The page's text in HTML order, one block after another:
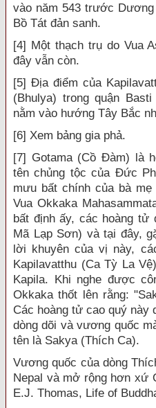
vào năm 543 trước
Bồ Tát đản sanh.
[4] Một thạch trụ do Vua
đây vẫn còn.
[5] Địa điểm của
(Bhulya) trong quận
nằm vào hướng Tây Bắc
[6] Xem bảng gia phả.
[7] Gotama (Cồ Đàm) là
tên chủng tộc của Đức
mưu bất chính của bà
Vua Okkaka
bất định ấy, các hoàng tử
Mã Lạp Sơn) và tại đây,
lời khuyên của vị này,
Kapilavatthu (Ca Tỳ La
Kapila. Khi nghe được
Okkaka thốt lên rằng:
Các hoàng tử cao quý này
dòng dõi và vương quốc
tên là Sakya (Thích Ca).
Vương quốc của dòng
Nepal và mở rộng hơn xứ
E.J. Thomas, Life of